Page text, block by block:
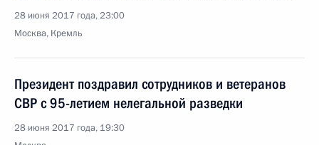
28 июня 2017 года, 23:00
Москва, Кремль
Президент поздравил сотрудников и ветеранов
СВР с 95-летием нелегальной разведки
28 июня 2017 года, 19:30